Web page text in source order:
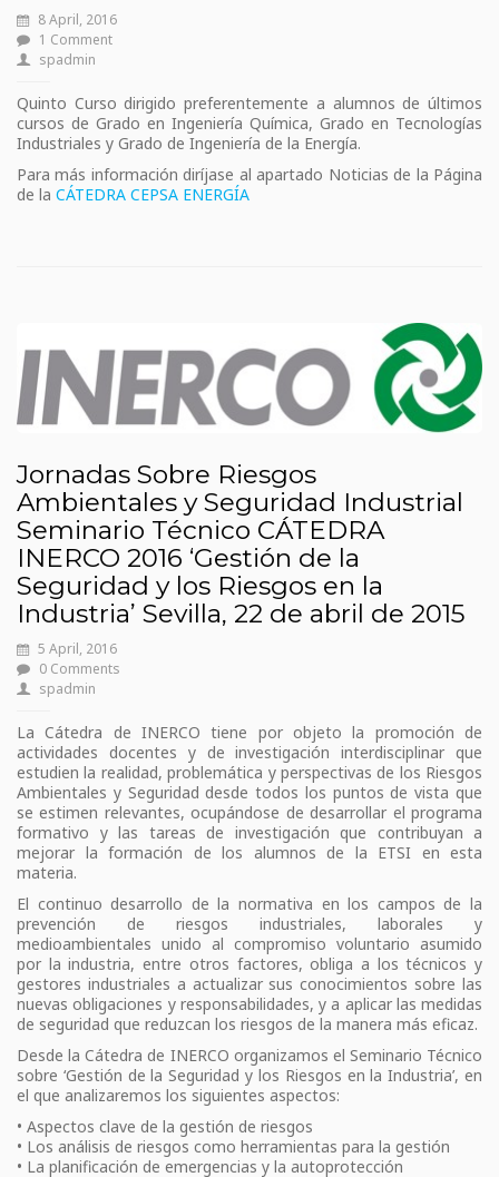
8 April, 2016
1 Comment
spadmin
Quinto Curso dirigido preferentemente a alumnos de últimos
cursos de Grado en Ingeniería Química, Grado en Tecnologías
Industriales y Grado de Ingeniería de la Energía.
Para más información diríjase al apartado Noticias de la Página
de la CÁTEDRA CEPSA ENERGÍA
Jornadas Sobre Riesgos
Ambientales y Seguridad Industrial
Seminario Técnico CÁTEDRA
INERCO 2016 ‘Gestión de la
Seguridad y los Riesgos en la
Industria’ Sevilla, 22 de abril de 2015
5 April, 2016
0 Comments
spadmin
La Cátedra de INERCO tiene por objeto la promoción de
actividades docentes y de investigación interdisciplinar que
estudien la realidad, problemática y perspectivas de los Riesgos
Ambientales y Seguridad desde todos los puntos de vista que
se estimen relevantes, ocupándose de desarrollar el programa
formativo y las tareas de investigación que contribuyan a
mejorar la formación de los alumnos de la ETSI en esta
materia.
El continuo desarrollo de la normativa en los campos de la
prevención de riesgos industriales, laborales y
medioambientales unido al compromiso voluntario asumido
por la industria, entre otros factores, obliga a los técnicos y
gestores industriales a actualizar sus conocimientos sobre las
nuevas obligaciones y responsabilidades, y a aplicar las medidas
de seguridad que reduzcan los riesgos de la manera más eficaz.
Desde la Cátedra de INERCO organizamos el Seminario Técnico
sobre ‘Gestión de la Seguridad y los Riesgos en la Industria’, en
el que analizaremos los siguientes aspectos:
• Aspectos clave de la gestión de riesgos
• Los análisis de riesgos como herramientas para la gestión
• La planificación de emergencias y la autoprotección